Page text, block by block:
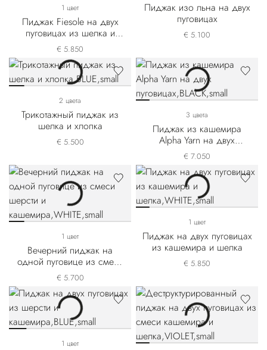
1 цвет
Пиджак Fiesole на двух
пуговицах из шелка и
кашемира
€ 5.850
Пиджак изо льна на двух
пуговицах
€ 5.100
2 цвета
Трикотажный пиджак из
шелка и хлопка
€ 5.500
3 цвета
Пиджак из кашемира
Alpha Yarn на двух
пуговицах
€ 7.050
1 цвет
Вечерний пиджак на
одной пуговице из смеси
шерсти и кашемира
€ 5.700
1 цвет
Пиджак на двух пуговицах
из кашемира и шелка
€ 5.850
1 цвет